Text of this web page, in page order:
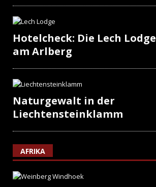
Hotelcheck: Die Lech Lodge
am Arlberg
Naturgewalt in der
Liechtensteinklamm
AFRIKA